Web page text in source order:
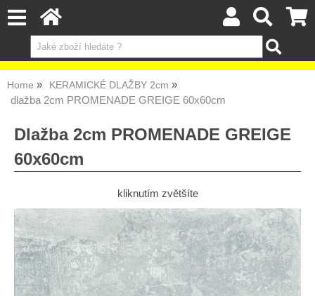
Home KERAMICKÉ DLAŽBY 2cm
dlažba 2cm PROMENADE GREIGE 60x60cm
Dlažba 2cm PROMENADE GREIGE
60x60cm
kliknutím zvětšíte